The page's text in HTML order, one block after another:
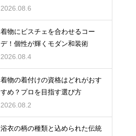
2026.08.6
着物にビスチェを合わせるコー
デ！個性が輝くモダン和装術
2026.08.4
着物の着付けの資格はどれがおす
すめ？プロを目指す選び方
2026.08.2
浴衣の柄の種類と込められた伝統